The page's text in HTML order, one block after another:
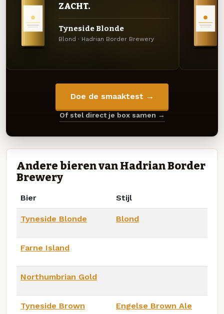
ZACHT.
Tyneside Blonde
Blond · Hadrian Border Brewery
Doe de smaaktest →
Of stel direct je box samen →
Andere bieren van Hadrian Border
Brewery
Bier Stijl
Tyneside Blonde Blond
Farne Island
Northumbrian Gold
Tyneside Brown Engelse Brown Ale